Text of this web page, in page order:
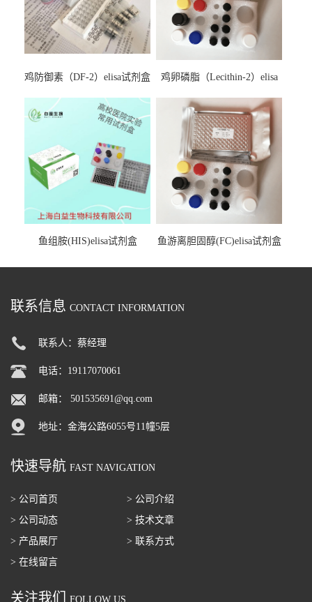
鸡防御素（DF-2）elisa试剂盒
鸡卵磷脂（Lecithin-2）elisa
鱼组胺(HIS)elisa试剂盒 鱼游离胆固醇(FC)elisa试剂盒
联系信息 CONTACT INFORMATION
联系人：蔡经理
电话：19117070061
邮箱： 501535691@qq.com
地址：金海公路6055号11幢5层
快速导航 FAST NAVIGATION
> 公司首页
> 公司介绍
> 公司动态
> 技术文章
> 产品展厅
> 联系方式
> 在线留言
关注我们 FOLLOW US